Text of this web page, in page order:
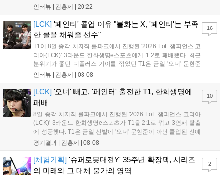
다. 먼저 승리 소감에 대해 윤성영 감독은 "오랜만에 승리해 기분이 좋고,
인터뷰 | 김홍제 | 20:22
[LCK] '페인터' 콜업 이유 "불화는 X, '페인터'는 부족
한 콜을 채워줄 선수"
T1이 8일 종각 치지직 롤파크에서 진행된 '2026 LoL 챔피언스 코
리아(LCK)' 3라운드 한화생명e스포츠에게 1:2로 패배했다. 최근
분위기가 좋던 디플러스 기아를 꺾었던 T1은 금일 '오너' 문현준
을 빼고 신예 '페인터' 김은후를 투입시키는 강수를 뒀으나 결국
즈' 김수환의 인터뷰 내...
인터뷰 | 김홍제 | 08-08
16
[LCK] '오너' 빼고, '페인터' 출전한 T1, 한화생명에
패배
8일 종각 치지직 롤파크에서 진행된 '2026 LoL 챔피언스 코리아
(LCK)' 3라운드 한화생명e스포츠가 T1을 2:1로 꺾고 3연패 탈출
에 성공했다. T1은 금일 선발에 '오너' 문현준이 아닌 콜업된 신예
'페인터' 김은후를 투입했지만, 결국 1:2로 패배하고 말았다. T1은
을 빼냈다....
경기결과 | 김홍제 | 08-08
10
[체험기획] '슈퍼로봇대전Y' 35주년 확장팩, 시리즈
의 미래와 그 대체 불가의 영역
2